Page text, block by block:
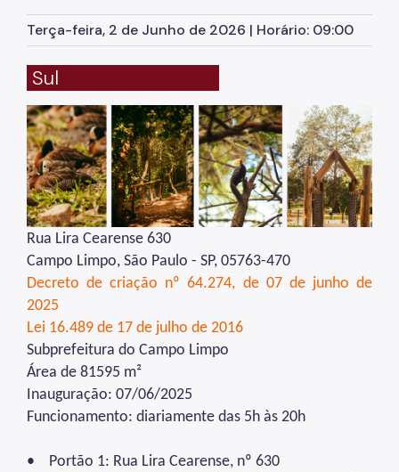
Parques Urbanos
Parques Concessionados
Unidades de Conservação
Trilha Interparques
Viveiros Municipais
Educação Ambiental UMAPAZ
Planetários
Planejamento Ambiental
Patrimônio Ambiental
Biosampa
Projetos Urbanos
Informações Ambientais
Terça-feira, 2 de Junho de 2026 | Horário: 09:00
Sul
Rua Lira Cearense 630
Campo Limpo, São Paulo - SP, 05763-470
Decreto de criação nº 64.274, de 07 de junho de
2025
Lei 16.489 de 17 de julho de 2016
Subprefeitura do Campo Limpo
Área de 81595 m²
Inauguração: 07/06/2025
Funcionamento: diariamente das 5h às 20h
• Portão 1: Rua Lira Cearense, nº 630